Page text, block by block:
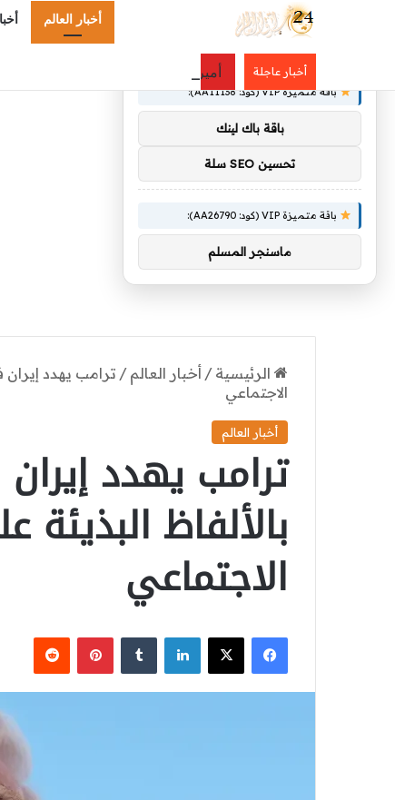
أخبار العالم
أخبار عاجلة أمير منطقة عسير يدشّن مشروع «سفن»
الرئيسية / أخبار العالم / ترامب يهدد
الاجتماعي
أخبار العالم
ترامب يهدد
بالألفاظ
الاجتماعي
فيسبوك
‫X لينكدإن بينتيريست
باقة متميزة VIP (كود: AA11138):
باقة باك لينك
تحسين SEO سلة
باقة متميزة VIP (كود: AA26790):
ماسنجر المسلم